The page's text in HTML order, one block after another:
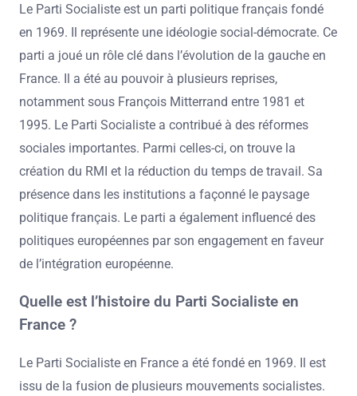
Le Parti Socialiste est un parti politique français fondé
en 1969. Il représente une idéologie social-démocrate. Ce
parti a joué un rôle clé dans l’évolution de la gauche en
France. Il a été au pouvoir à plusieurs reprises,
notamment sous François Mitterrand entre 1981 et
1995. Le Parti Socialiste a contribué à des réformes
sociales importantes. Parmi celles-ci, on trouve la
création du RMI et la réduction du temps de travail. Sa
présence dans les institutions a façonné le paysage
politique français. Le parti a également influencé des
politiques européennes par son engagement en faveur
de l’intégration européenne.
Quelle est l’histoire du Parti Socialiste en
France ?
Le Parti Socialiste en France a été fondé en 1969. Il est
issu de la fusion de plusieurs mouvements socialistes.